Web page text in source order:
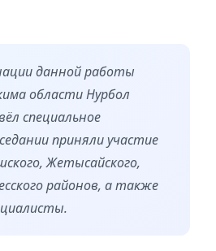
данной работы
области Нурбол
специальное
приняли участие
Жетысайского,
районов, а также